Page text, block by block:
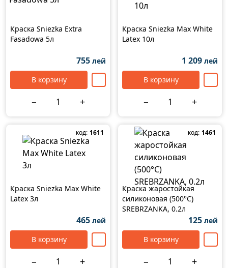
Краска Sniezka Extra
Fasadowa 5л
755 лей
В корзину
− +
Краска Sniezka Max White
Latex 10л
1 209 лей
В корзину
− +
код: 1611
Краска Sniezka Max White
Latex 3л
465 лей
В корзину
− +
код: 1461
Краска жаростойкая
силиконовая (500°C)
SREBRZANKA, 0.2л
125 лей
В корзину
− +